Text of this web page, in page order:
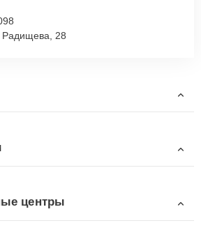
Радищева, 28
центры